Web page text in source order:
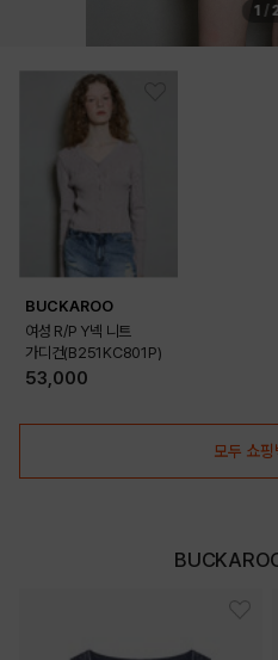
1 /
BUCKAROO
여성 R/P Y넥 니트
가디건(B251KC801P)
53,000
모두 쇼핑